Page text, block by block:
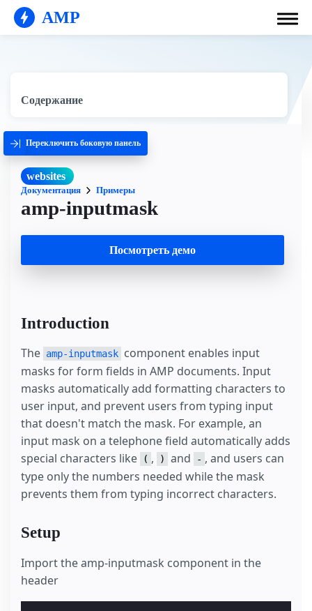
AMP
Содержание
Переключить боковую панель
websites
Документация Примеры
amp-inputmask
Посмотреть демо
Introduction
The amp-inputmask component enables input
masks for form fields in AMP documents. Input
masks automatically add formatting characters to
user input, and prevent users from typing input
that doesn't match the mask. For example, an
input mask on a telephone field automatically adds
special characters like
( , ) and - , and users can
type only the numbers needed while the mask
prevents them from typing incorrect characters.
Setup
Import the amp-inputmask component in the
header